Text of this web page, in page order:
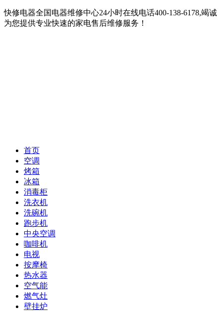
快修电器全国电器维修中心24小时在线电话400-138-6178,竭诚
为您提供专业快速的家电售后维修服务！
首页
空调
烤箱
冰箱
消毒柜
洗衣机
洗碗机
跑步机
中央空调
咖啡机
电视
按摩椅
热水器
空气能
燃气灶
壁挂炉